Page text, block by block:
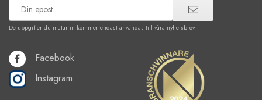
De uppgifter du matar in kommer endast användas till våra nyhetsbrev.
Facebook
Instagram